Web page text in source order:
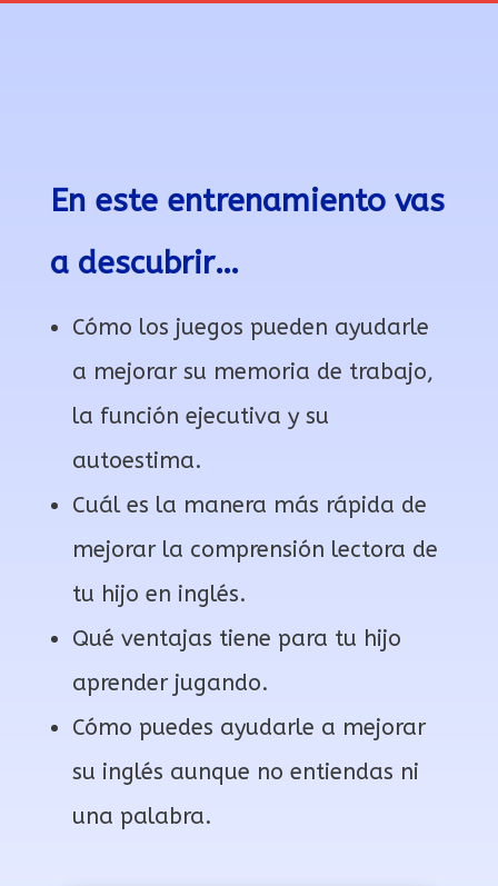
En este entrenamiento vas
a descubrir…
Cómo los juegos pueden ayudarle
a mejorar su memoria de trabajo,
la función ejecutiva y su
autoestima.
Cuál es la manera más rápida de
mejorar la comprensión lectora de
tu hijo en inglés.
Qué ventajas tiene para tu hijo
aprender jugando.
Cómo puedes ayudarle a mejorar
su inglés aunque no entiendas ni
una palabra.